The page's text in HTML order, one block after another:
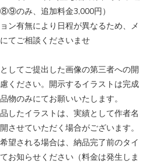
み、追加料金3,000円）
ン有無により日程が異なるため、メ
てご相談くださいませ
してご提出した画像の第三者への開
ください。開示するイラストは完成
物のみにてお願いいたします。
したイラストは、実績として作者名
させていただく場合がございます。
望される場合は、納品完了前のタイ
お知らせください（料金は発生しま